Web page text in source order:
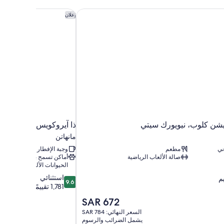
كلوب، نيويورك سيتي
مطعم
صالة الألعاب الرياضية
السعر
الحالي
هو
SAR 672
السعر النهائي: SAR 784
يشمل الضرائب والرسوم
كلوب، نيويورك سيتي إعلان
ذا آيروكويس تايمز
مانهاتن
وجبة الإفطار مُضمنة
أماكن تسمح باصطحاب
الحيوانات الأليفة
9.6
من
9.6 استثنائي
1,781 تقييمًا
ذا آيروكويس تايمز